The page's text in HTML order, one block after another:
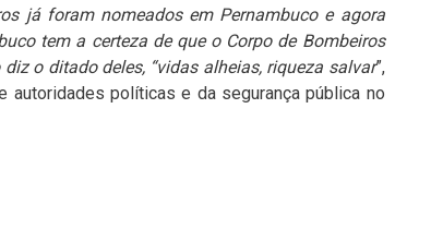
já foram nomeados em Pernambuco e agora
tem a certeza de que o Corpo de Bombeiros
o ditado deles, “vidas alheias, riqueza salvar”,
autoridades políticas e da segurança pública no